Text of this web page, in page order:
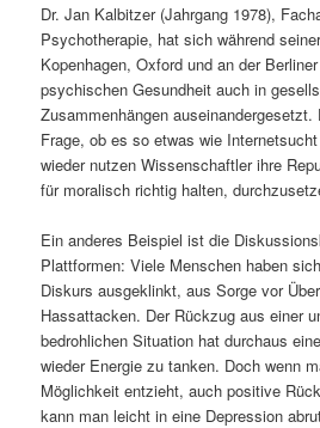
r
i
n
g
e
s
p
r
n
n
Dr. Jan Kalbitzer (Jahrgang 1978),
Psychotherapie, hat sich während
Kopenhagen, Oxford und an der
psychischen Gesundheit auch in
Zusammenhängen
Frage, ob es so etwas wie
wieder nutzen Wissenschaftler ihre
für moralisch richtig halten,
Ein anderes Beispiel ist die
Plattformen: Viele Menschen haben
Diskurs ausgeklinkt, aus Sorge vor
Hassattacken. Der Rückzug aus einer
bedrohlichen Situation hat durchaus
wieder Energie zu tanken. Doch wenn
Möglichkeit entzieht, auch positive
kann man leicht in eine Depression